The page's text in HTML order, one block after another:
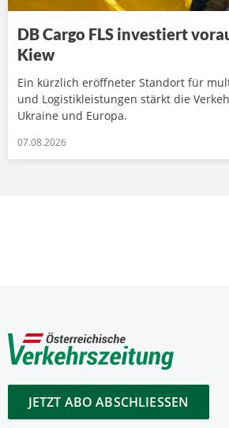
DB Cargo FLS investiert
Kiew
Ein kürzlich eröffneter Standort für
und Logistikleistungen stärkt die
Ukraine und Europa.
07.08.2026
JETZT ABO ABSCHLIESSEN